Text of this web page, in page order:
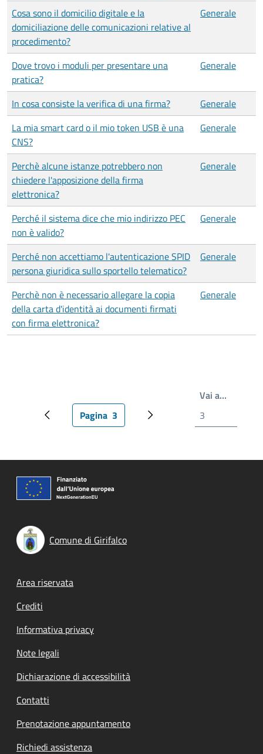
Cosa sono il domicilio digitale e la
domiciliazione delle comunicazioni relative al
procedimento?
Generale
Dove trovo i moduli per presentare una
pratica?
Generale
In cosa consiste la verifica di una firma?
Generale
La mia smart card o il mio token USB è una
CNS?
Generale
Perchè alcune istanze potrebbero non
chiedere l'apposizione della firma
elettronica?
Generale
Perché il sistema dice che mio indirizzo PEC
non è valido?
Generale
Perché non accettiamo l'autenticazione SPID
persona giuridica sullo sportello telematico?
Generale
Perchè non è necessario allegare la copia
della carta d'identità ai documenti firmati
con firma elettronica?
Generale
Pagina precedentePagina attuale
Pagina 3 Pagina successiva
Vai a…
Comune di Girifalco
Footer menu
Area riservata
Crediti
Informativa privacy
Note legali
Dichiarazione di accessibilità
Contatti
Prenotazione appuntamento
Richiedi assistenza